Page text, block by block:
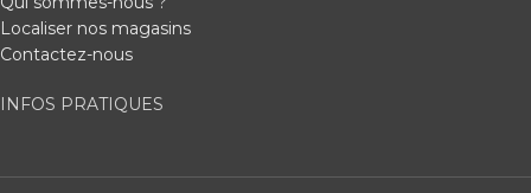
Localiser nos magasins
Contactez-nous
INFOS PRATIQUES